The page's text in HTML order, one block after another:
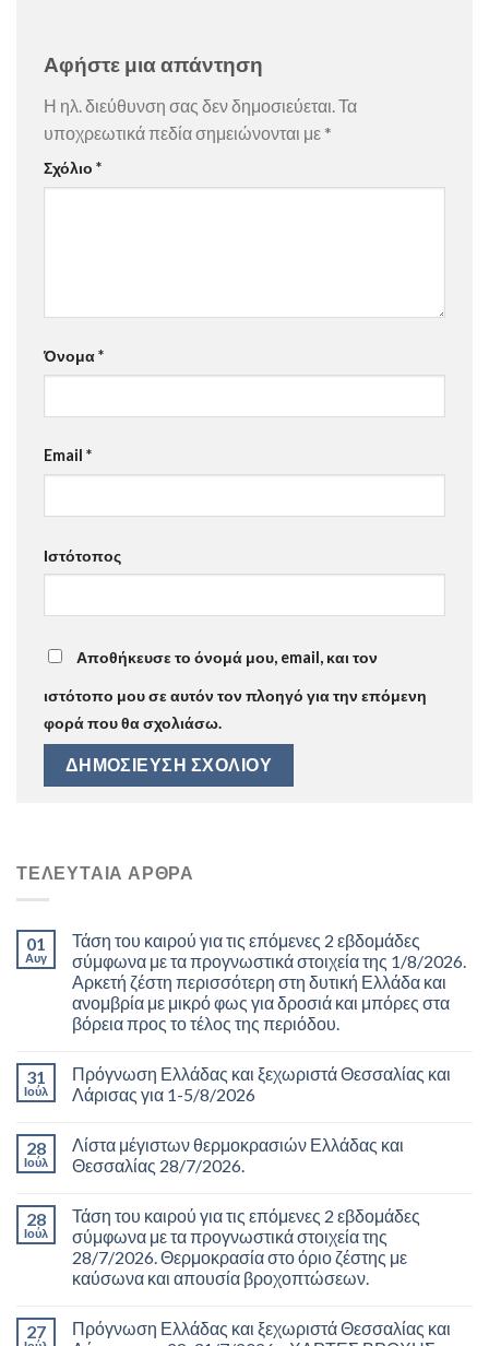
Αφήστε μια απάντηση
Η ηλ. διεύθυνση σας δεν δημοσιεύεται.Τα
υποχρεωτικά πεδία σημειώνονται με *
Σχόλιο *
Όνομα*
Email *
Ιστότοπος
Αποθήκευσε το όνομά μου, email, και τον
ιστότοπο μου σε αυτόν τον πλοηγό για την επόμενη
φορά που θα σχολιάσω.
ΤΕΛΕΥΤΑΊΑ ΆΡΘΡΑ
01
Αυγ
Τάση του καιρού για τις επόμενες 2 εβδομάδες
σύμφωνα με τα προγνωστικά στοιχεία της 1/8/2026.
Αρκετή ζέστη περισσότερη στη δυτική Ελλάδα και
ανομβρία με μικρό φως για δροσιά και μπόρες στα
βόρεια προς το τέλος της περιόδου.
31
Ιούλ
Πρόγνωση Ελλάδας και ξεχωριστά Θεσσαλίας και
Λάρισας για 1-5/8/2026
28
Ιούλ
Λίστα μέγιστων θερμοκρασιών Ελλάδας και
Θεσσαλίας 28/7/2026.
28
Ιούλ
Τάση του καιρού για τις επόμενες 2 εβδομάδες
σύμφωνα με τα προγνωστικά στοιχεία της
28/7/2026. Θερμοκρασία στο όριο ζέστης με
καύσωνα και απουσία βροχοπτώσεων.
27
Πρόγνωση Ελλάδας και ξεχωριστά Θεσσαλίας και